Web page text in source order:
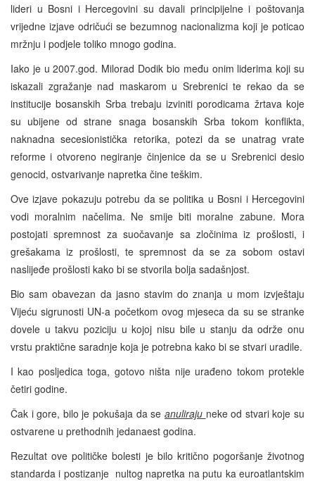
lideri u Bosni i Hercegovini su davali principijelne i poštovanja
vrijedne izjave odričući se bezumnog nacionalizma koji je poticao
mržnju i podjele toliko mnogo godina.
Iako je u 2007.god. Milorad Dodik bio među onim liderima koji su
iskazali zgražanje nad maskarom u Srebrenici te rekao da se
institucije bosanskih Srba trebaju izviniti porodicama žrtava koje
su ubijene od strane snaga bosanskih Srba tokom konflikta,
naknadna secesionistička retorika, potezi da se unatrag vrate
reforme i otvoreno negiranje činjenice da se u Srebrenici desio
genocid, ostvarivanje napretka čine teškim.
Ove izjave pokazuju potrebu da se politika u Bosni i Hercegovini
vodi moralnim načelima. Ne smije biti moralne zabune. Mora
postojati spremnost za suočavanje sa zločinima iz prošlosti, i
grešakama iz prošlosti, te spremnost da se za sobom ostavi
naslijeđe prošlosti kako bi se stvorila bolja sadašnjost.
Bio sam obavezan da jasno stavim do znanja u mom izvještaju
Vijeću sigrunosti UN-a početkom ovog mjeseca da su se stranke
dovele u takvu poziciju u kojoj nisu bile u stanju da održe onu
vrstu praktične saradnje koja je potrebna kako bi se stvari uradile.
I kao posljedica toga, gotovo ništa nije urađeno tokom protekle
četiri godine.
Čak i gore, bilo je pokušaja da se anuliraju neke od stvari koje su
ostvarene u prethodnih jedanaest godina.
Rezultat ove političke bolesti je bilo kritično pogoršanje životnog
standarda i postizanje nultog napretka na putu ka euroatlantskim